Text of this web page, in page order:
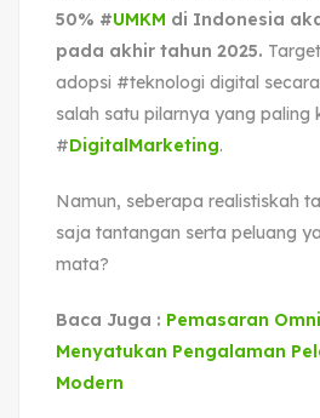
50% #UMKM di Indonesia
pada akhir tahun 2025.
adopsi #teknologi digital
salah satu pilarnya yang paling
#DigitalMarketing.
Namun, seberapa realistiskah
saja tantangan serta peluang
mata?
Baca Juga : Pemasaran
Menyatukan Pengalaman
Modern